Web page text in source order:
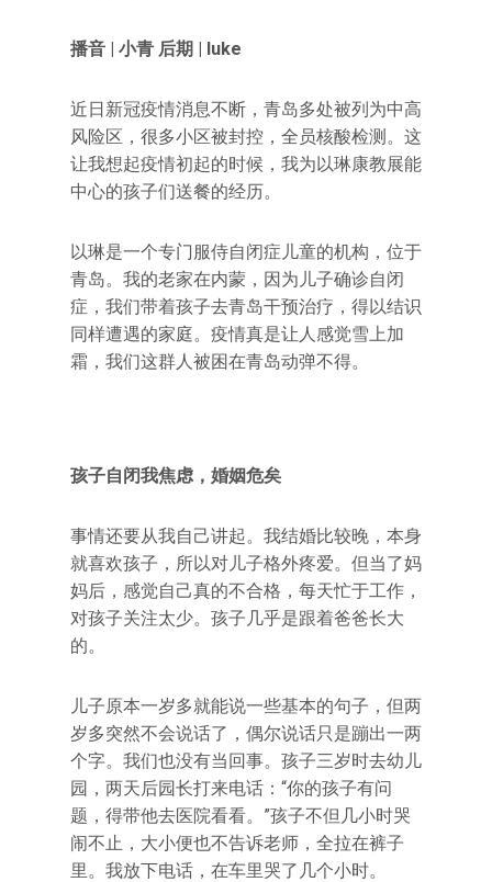
播音 | 小青 后期 | luke
近日新冠疫情消息不断，青岛多处被列为中高
风险区，很多小区被封控，全员核酸检测。这
让我想起疫情初起的时候，我为以琳康教展能
中心的孩子们送餐的经历。
以琳是一个专门服侍自闭症儿童的机构，位于
青岛。我的老家在内蒙，因为儿子确诊自闭
症，我们带着孩子去青岛干预治疗，得以结识
同样遭遇的家庭。疫情真是让人感觉雪上加
霜，我们这群人被困在青岛动弹不得。
孩子自闭我焦虑，婚姻危矣
事情还要从我自己讲起。我结婚比较晚，本身
就喜欢孩子，所以对儿子格外疼爱。但当了妈
妈后，感觉自己真的不合格，每天忙于工作，
对孩子关注太少。孩子几乎是跟着爸爸长大
的。
儿子原本一岁多就能说一些基本的句子，但两
岁多突然不会说话了，偶尔说话只是蹦出一两
个字。我们也没有当回事。孩子三岁时去幼儿
园，两天后园长打来电话：“你的孩子有问
题，得带他去医院看看。”孩子不但几小时哭
闹不止，大小便也不告诉老师，全拉在裤子
里。我放下电话，在车里哭了几个小时。